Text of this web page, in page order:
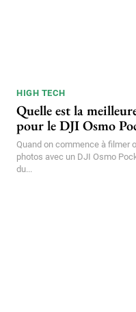
HIGH TECH
Quelle est la
pour le DJI Osmo
Quand on commence à filmer
photos avec un DJI Osmo
du...